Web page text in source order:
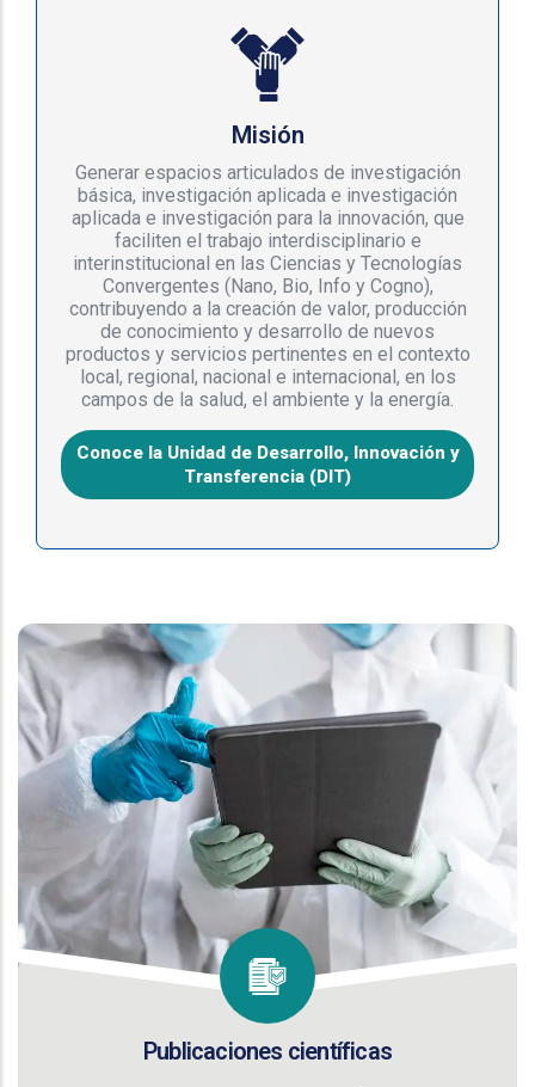
Misión
Generar espacios articulados de investigación
básica, investigación aplicada e investigación
aplicada e investigación para la innovación, que
faciliten el trabajo interdisciplinario e
interinstitucional en las Ciencias y Tecnologías
Convergentes (Nano, Bio, Info y Cogno),
contribuyendo a la creación de valor, producción
de conocimiento y desarrollo de nuevos
productos y servicios pertinentes en el contexto
local, regional, nacional e internacional, en los
campos de la salud, el ambiente y la energía.
Conoce la Unidad de Desarrollo, Innovación y
Transferencia (DIT)
Publicaciones científicas